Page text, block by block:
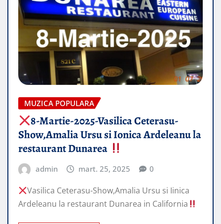
MUZICA POPULARA
8-Martie-2025-Vasilica Ceterasu-
Show,Amalia Ursu si Ionica Ardeleanu la
restaurant Dunarea
admin mart. 25, 2025 0
Vasilica Ceterasu-Show,Amalia Ursu si Iinica
Ardeleanu la restaurant Dunarea in California